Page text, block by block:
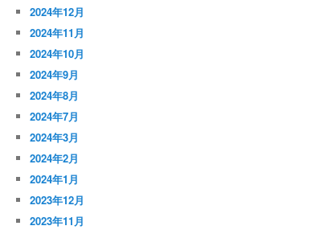
2024年12月
2024年11月
2024年10月
2024年9月
2024年8月
2024年7月
2024年3月
2024年2月
2024年1月
2023年12月
2023年11月